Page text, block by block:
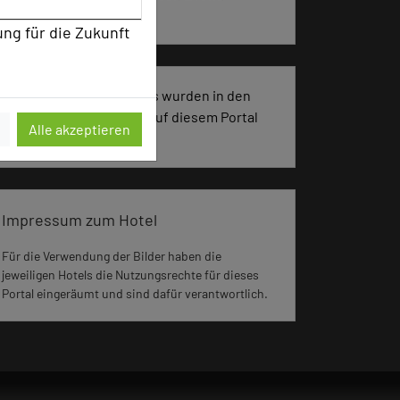
für die Zukunft
Alle akzeptieren
Kreativprozesse
1751 Seiten dieses Hotels wurden in den
vergangenen 30 Tagen auf diesem Portal
aufgerufen.
Impressum zum Hotel
Für die Verwendung der Bilder haben die
jeweiligen Hotels die Nutzungsrechte für dieses
Portal eingeräumt und sind dafür verantwortlich.